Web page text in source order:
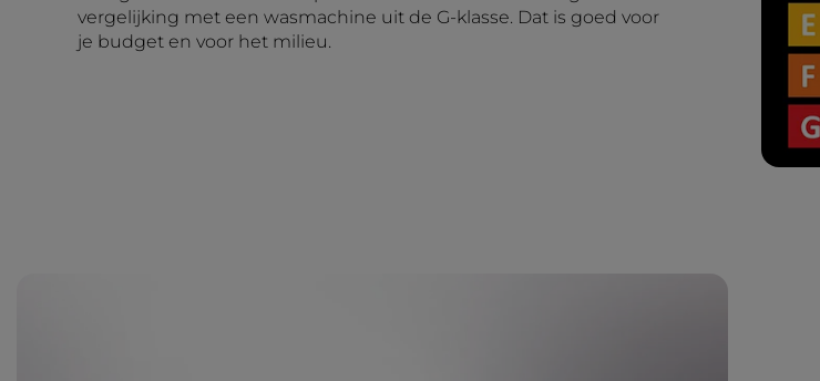
vergelijking met een wasmachine uit de G-klasse. Dat is goed voor
je budget en voor het milieu.